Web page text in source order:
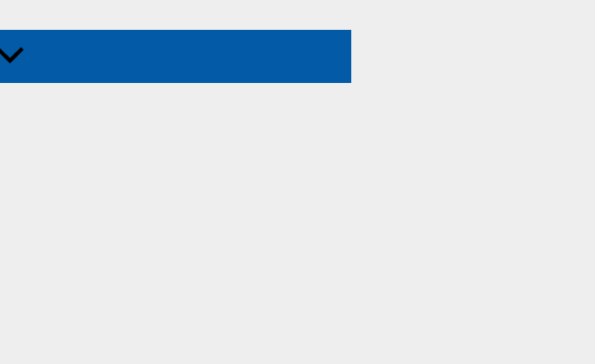
menú